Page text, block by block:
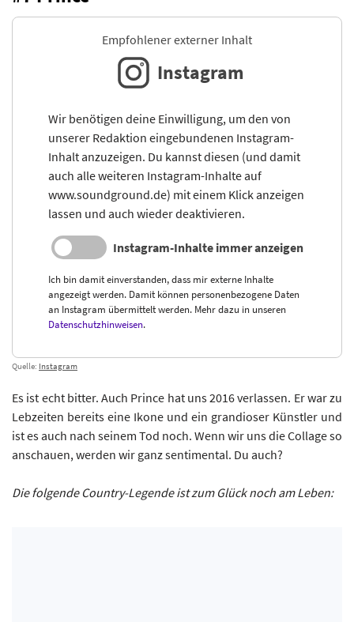
Empfohlener externer Inhalt
Instagram
Wir benötigen deine Einwilligung, um den von
unserer Redaktion eingebundenen Instagram-
Inhalt anzuzeigen. Du kannst diesen (und damit
auch alle weiteren Instagram-Inhalte auf
www.soundground.de) mit einem Klick anzeigen
lassen und auch wieder deaktivieren.
Instagram-Inhalte immer anzeigen
Ich bin damit einverstanden, dass mir externe Inhalte
angezeigt werden. Damit können personenbezogene Daten
an Instagram übermittelt werden. Mehr dazu in unseren
Datenschutzhinweisen.
Quelle: Instagram
Es ist echt bitter. Auch Prince hat uns 2016 verlassen. Er war zu
Lebzeiten bereits eine Ikone und ein grandioser Künstler und
ist es auch nach seinem Tod noch. Wenn wir uns die Collage so
anschauen, werden wir ganz sentimental. Du auch?
Die folgende Country-Legende ist zum Glück noch am Leben: